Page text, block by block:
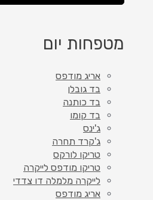
מטפחות יום
אריג מודפס
בד גובלן
בד כותנה
בד קומו
ג'ינס
ג'קרד תחרה
טריקו לורקס
טריקו מודפס לייקרה
לייקרה מלמלה דו צדדי
אריג מודפס